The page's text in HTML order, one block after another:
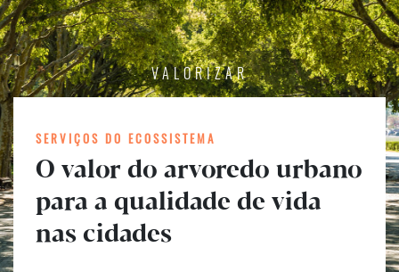
VALORIZAR
SERVIÇOS DO ECOSSISTEMA
O valor do arvoredo urbano
para a qualidade de vida
nas cidades